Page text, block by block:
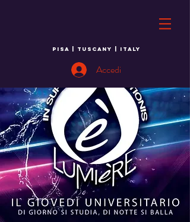
PISA | TUSCANY | ITALY
Accedi